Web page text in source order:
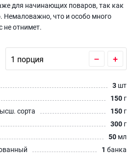
для начинающих поваров, так как
Немаловажно, что и особо много
не отнимет.
– +
3 шт
150 г
сорта
150 г
300 г
50 мл
1 банка